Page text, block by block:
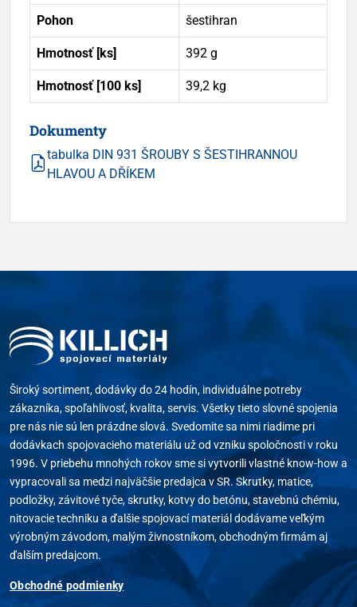
Pohon šestihran
Hmotnosť [ks] 392 g
Hmotnosť [100 ks] 39,2 kg
Dokumenty
tabulka DIN 931 ŠROUBY S ŠESTIHRANNOU
HLAVOU A DŘÍKEM
Široký sortiment, dodávky do 24 hodín, individuálne potreby
zákazníka, spoľahlivosť, kvalita, servis. Všetky tieto slovné spojenia
pre nás nie sú len prázdne slová. Svedomite sa nimi riadime pri
dodávkach spojovacieho materiálu už od vzniku spoločnosti v roku
1996. V priebehu mnohých rokov sme si vytvorili vlastné know-how a
vypracovali sa medzi najväčšie predajca v SR. Skrutky, matice,
podložky, závitové tyče, skrutky, kotvy do betónu, stavebnú chémiu,
nitovacie techniku a ďalšie spojovací materiál dodávame veľkým
výrobným závodom, malým živnostníkom, obchodným firmám aj
ďalším predajcom.
Obchodné podmienky